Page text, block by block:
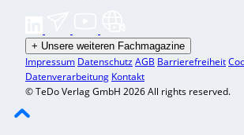
+ Unsere weiteren Fachmagazine
Impressum DatenschutzAGB Barrierefreiheit
Datenverarbeitung Kontakt
© TeDo Verlag GmbH 2026 All rights reserved.